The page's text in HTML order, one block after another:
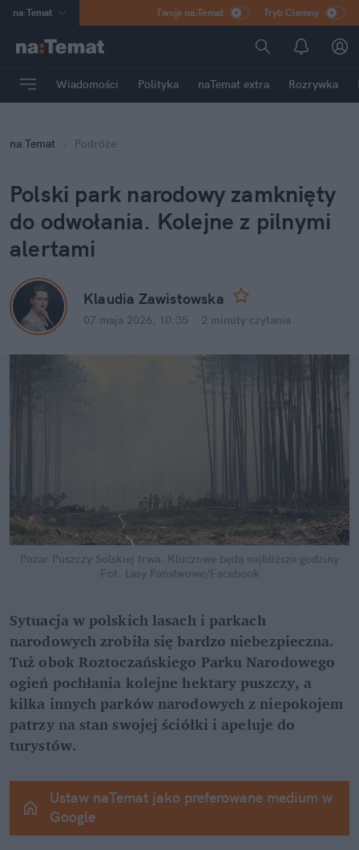
na:Temat
Poland
mama
Rozrywka
Twoje na:Temat Tryb Ciemny
Wiadomości Polityka naTemat extra Rozrywka
na:Temat Podróże
Polski park narodowy zamknięty
do odwołania. Kolejne z pilnymi
alertami
Klaudia Zawistowska
07 maja 2026, 10:35 2 minuty czytania
Pożar Puszczy Solskiej trwa. Kluczowe będą najbliższe godziny
Fot. Lasy Państwowe/Facebook
Sytuacja w polskich lasach i parkach
narodowych zrobiła się bardzo niebezpieczna.
Tuż obok Roztoczańskiego Parku Narodowego
ogień pochłania kolejne hektary puszczy, a
kilka innych parków narodowych z niepokojem
patrzy na stan swojej ściółki i apeluje do
turystów.
Ustaw naTemat jako preferowane medium w
Google